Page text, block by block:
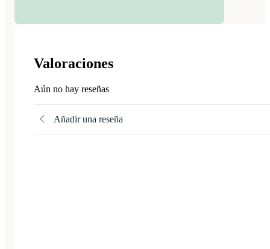
Valoraciones
Aún no hay reseñas
Añadir una reseña